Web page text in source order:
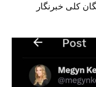
کلی خبرنگار